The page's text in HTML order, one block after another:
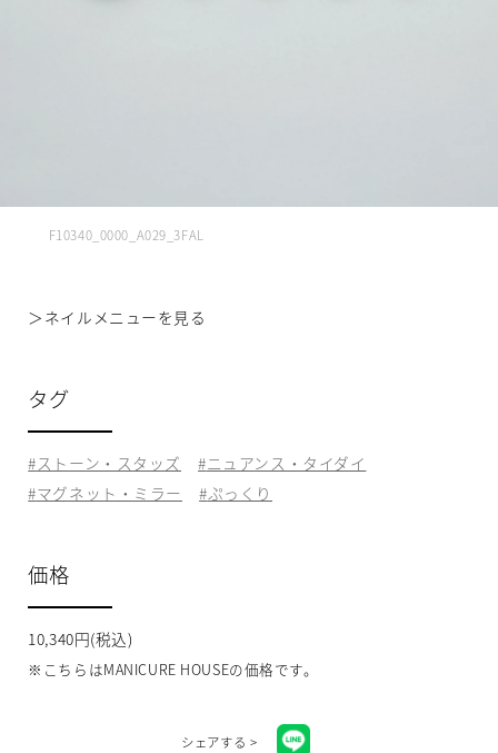
F10340_0000_A029_3FAL
＞ ネイルメニューを見る
タグ
ストーン・スタッズ
ニュアンス・タイダイ
マグネット・ミラー
ぷっくり
価格
10,340円(税込)
※こちらはMANICURE HOUSEの価格です。
シェアする >